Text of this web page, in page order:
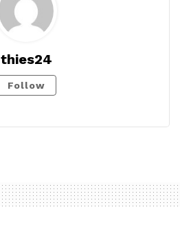
thies24
Follow